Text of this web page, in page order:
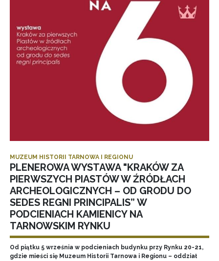
MUZEUM HISTORII TARNOWA I REGIONU
PLENEROWA WYSTAWA "KRAKÓW ZA
PIERWSZYCH PIASTÓW W ŹRÓDŁACH
ARCHEOLOGICZNYCH – OD GRODU DO
SEDES REGNI PRINCIPALIS” W
PODCIENIACH KAMIENICY NA
TARNOWSKIM RYNKU
Od piątku 5 września w podcieniach budynku przy Rynku 20-21,
gdzie mieści się Muzeum Historii Tarnowa i Regionu – oddział